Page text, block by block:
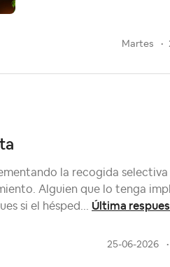
martes
la recogida
Alguien que lo tenga
si el hésped... Última
25-06-2026